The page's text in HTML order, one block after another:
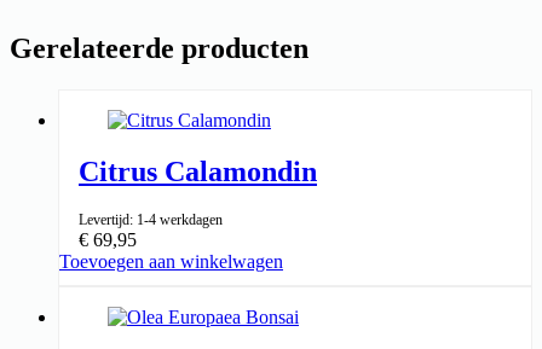
Gerelateerde producten
Citrus Calamondin
Levertijd: 1-4 werkdagen
€ 69,95
Toevoegen aan winkelwagen